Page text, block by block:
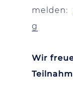
melden:
g
Wir